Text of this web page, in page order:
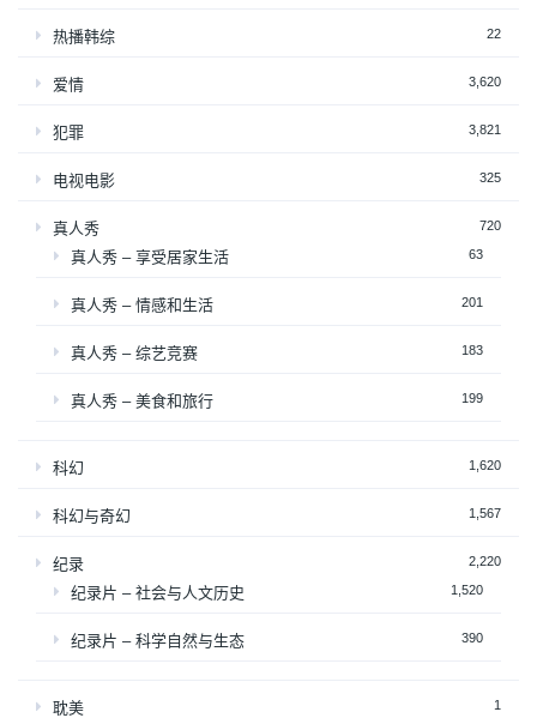
热播韩综 22
爱情 3,620
犯罪 3,821
电视电影 325
真人秀 720
真人秀 – 享受居家生活 63
真人秀 – 情感和生活 201
真人秀 – 综艺竞赛 183
真人秀 – 美食和旅行 199
科幻 1,620
科幻与奇幻 1,567
纪录 2,220
纪录片 – 社会与人文历史 1,520
纪录片 – 科学自然与生态 390
耽美 1